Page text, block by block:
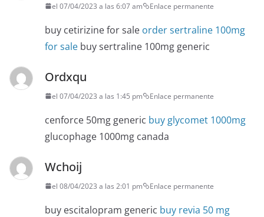
el 07/04/2023 a las 6:07 am Enlace permanente
buy cetirizine for sale order sertraline 100mg
for sale buy sertraline 100mg generic
Ordxqu
el 07/04/2023 a las 1:45 pm Enlace permanente
cenforce 50mg generic buy glycomet 1000mg
glucophage 1000mg canada
Wchoij
el 08/04/2023 a las 2:01 pm Enlace permanente
buy escitalopram generic buy revia 50 mg